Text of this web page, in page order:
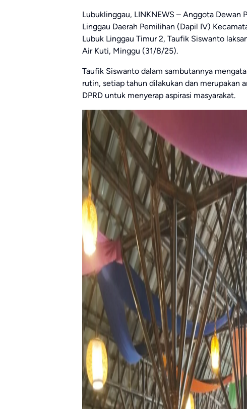
Lubuklinggau, LINKNEWS – Anggota Dewan
Linggau Daerah Pemilihan (Dapil IV)
Lubuk Linggau Timur 2, Taufik Siswanto
Air Kuti, Minggu (31/8/25).
Taufik Siswanto dalam sambutannya
rutin, setiap tahun dilakukan dan merupakan
DPRD untuk menyerap aspirasi masyarakat.